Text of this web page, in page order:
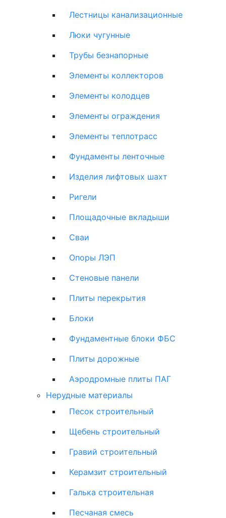
Лестницы канализационные
Люки чугунные
Трубы безнапорные
Элементы коллекторов
Элементы колодцев
Элементы ограждения
Элементы теплотрасс
Фундаменты ленточные
Изделия лифтовых шахт
Ригели
Площадочные вкладыши
Сваи
Опоры ЛЭП
Стеновые панели
Плиты перекрытия
Блоки
Фундаментные блоки ФБС
Плиты дорожные
Аэродромные плиты ПАГ
Нерудные материалы
Песок строительный
Щебень строительный
Гравий строительный
Керамзит строительный
Галька строительная
Песчаная смесь